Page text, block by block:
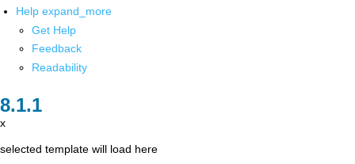
Help expand_more
Get Help
Feedback
Readability
x
selected template will load here